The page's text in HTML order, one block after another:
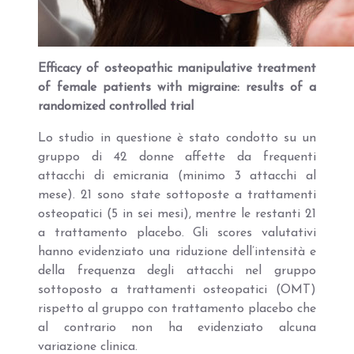
Efficacy of osteopathic manipulative treatment
of female patients with migraine: results of a
randomized controlled trial
Lo studio in questione è stato condotto su un
gruppo di 42 donne affette da frequenti
attacchi di emicrania (minimo 3 attacchi al
mese). 21 sono state sottoposte a trattamenti
osteopatici (5 in sei mesi), mentre le restanti 21
a trattamento placebo. Gli scores valutativi
hanno evidenziato una riduzione dell’intensità e
della frequenza degli attacchi nel gruppo
sottoposto a trattamenti osteopatici (OMT)
rispetto al gruppo con trattamento placebo che
al contrario non ha evidenziato alcuna
variazione clinica.